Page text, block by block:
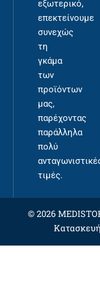
εξωτερικό,
επεκτείνουμε
συνεχώς
τη
γκάμα
των
προϊόντων
μας,
παρέχοντας
παράλληλα
πολύ
τιμές.
© 2026